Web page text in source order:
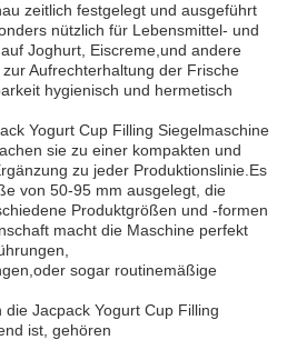
zeitlich festgelegt und ausgeführt
nützlich für Lebensmittel- und
Joghurt, Eiscreme,und andere
Aufrechterhaltung der Frische
hygienisch und hermetisch
Yogurt Cup Filling Siegelmaschine
sie zu einer kompakten und
zu jeder Produktionslinie.Es
von 50-95 mm ausgelegt, die
Produktgrößen und -formen
macht die Maschine perfekt
sogar routinemäßige
Jacpack Yogurt Cup Filling
ist, gehören